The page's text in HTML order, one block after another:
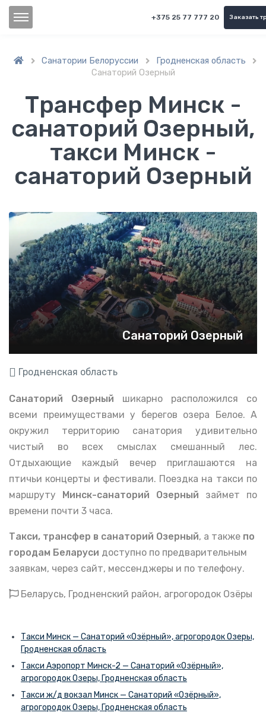
+375 25 77 777 20 Заказать
 Санатории Белоруссии  Гродненская область 
Санаторий Озерный
Трансфер Минск -
санаторий Озерный,
такси Минск -
санаторий Озерный
Санаторий Озерный
Гродненская область
Санаторий Озерный шикарно расположился со
всеми преимуществами у берегов озера Белое. А
окружил территорию санатория удивительно
чистый во всех смыслах смешанный лес.
Отдыхающие каждый вечер приглашаются на
птичьи концерты и фестивали. Поездка на такси по
маршруту Минск-санаторий Озерный займет по
времени почти 3 часа.
Такси, трансфер в санаторий Озерный, а также по
городам Беларуси доступно по предварительным
заявкам, через сайт, мессенджеры и по телефону.
Беларусь, Гродненский район, агрогородок Озёры
Такси Минск — Санаторий «Озёрный», агрогородок Озеры,
Гродненская область
Такси Аэропорт Минск-2 — Санаторий «Озёрный»,
агрогородок Озеры, Гродненская область
Такси ж/д вокзал Минск — Санаторий «Озёрный»,
агрогородок Озеры, Гродненская область